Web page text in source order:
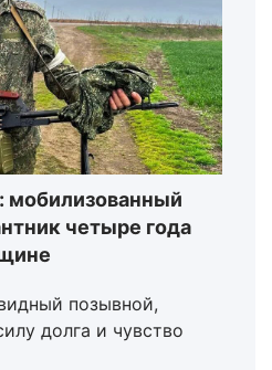
мобилизованный
четыре года
позывной,
долга и чувство